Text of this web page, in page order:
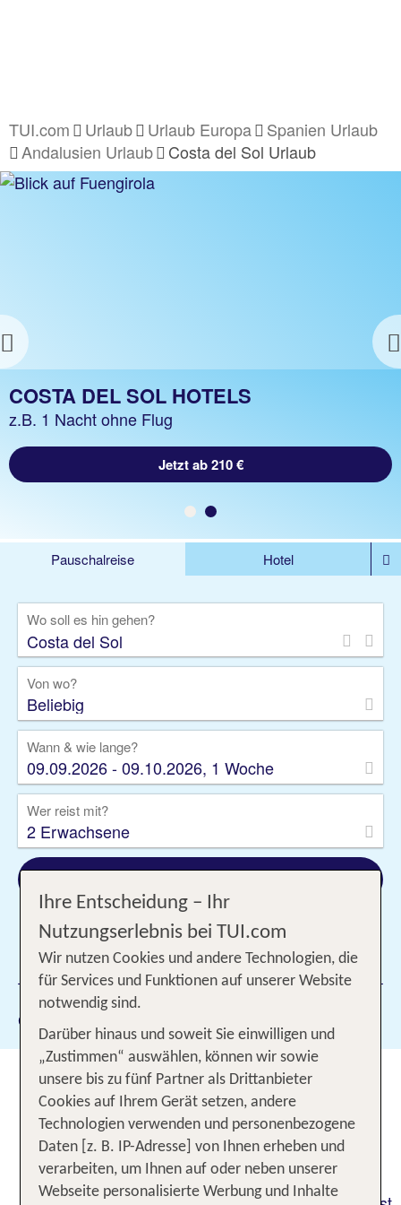
TUI.com Urlaub Urlaub Europa
Spanien Urlaub
Andalusien Urlaub
Costa del Sol Urlaub
Previous
COSTA DEL SOL URLAUB
z.B. 1 Woche Hotel inkl. Flug
Jetzt ab 667 €
COSTA DEL SOL HOTELS
z.B. 1 Nacht ohne Flug
Jetzt ab 210 €
Pauschalreise
Hotel
Kreuzfahrten
Rundreisen
Privattransfer
Zusatzleistungen
Wo soll es hin gehen?
Von wo?
Beliebig
Wann & wie lange?
09.09.2026 - 09.10.2026, 1 Woche
Wer reist mit?
2 Erwachsene
Suchen
1 Filter hinzugefügt
Gewählte Filter:
An die Costa del Sol im Urlaub
2026: Strandferien unter der
Sonne Andalusiens
Du magst es warm, liebst den mediterranen
Ihre Entscheidung – Ihr
Nutzungserlebnis bei TUI.com
Wir nutzen Cookies und andere Technologien, die
für Services und Funktionen auf unserer Website
notwendig sind.
Darüber hinaus und soweit Sie einwilligen und
„Zustimmen“ auswählen, können wir sowie
unsere bis zu fünf Partner als Drittanbieter
Cookies auf Ihrem Gerät setzen, andere
Technologien verwenden und personenbezogene
Daten [z. B. IP-Adresse] von Ihnen erheben und
verarbeiten, um Ihnen auf oder neben unserer
Webseite personalisierte Werbung und Inhalte